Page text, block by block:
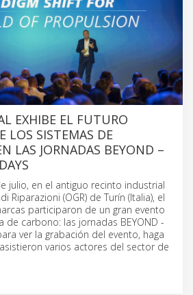
EXHIBE EL FUTURO
LOS SISTEMAS DE
LAS JORNADAS BEYOND –
julio, en el antiguo recinto industrial
Riparazioni (OGR) de Turín (Italia), el
participaron de un gran evento
de carbono: las jornadas BEYOND -
ver la grabación del evento, haga
varios actores del sector de